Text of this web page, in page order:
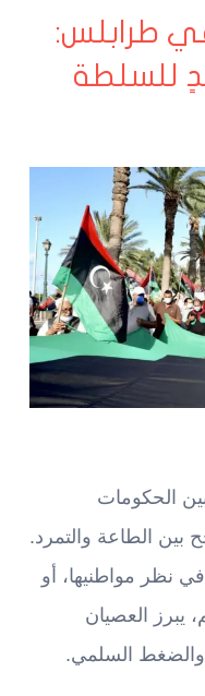
طرابلس:
للسلطة
الحكومات
بين الطاعة والتمرد.
نظر مواطنيها، أو
يبرز العصيان
والضغط السلمي.